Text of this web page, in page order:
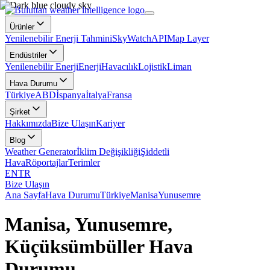
Ürünler
Yenilenebilir Enerji TahminiSkyWatchAPIMap Layer
Endüstriler
Yenilenebilir EnerjiEnerjiHavacılıkLojistikLiman
Hava Durumu
TürkiyeABDİspanyaİtalyaFransa
Şirket
HakkımızdaBize UlaşınKariyer
Blog
Weather Generatorİklim DeğişikliğiŞiddetli
HavaRöportajlarTerimler
ENTR
Bize Ulaşın
Ana SayfaHava DurumuTürkiyeManisaYunusemre
Manisa, Yunusemre,
Küçüksümbüller Hava